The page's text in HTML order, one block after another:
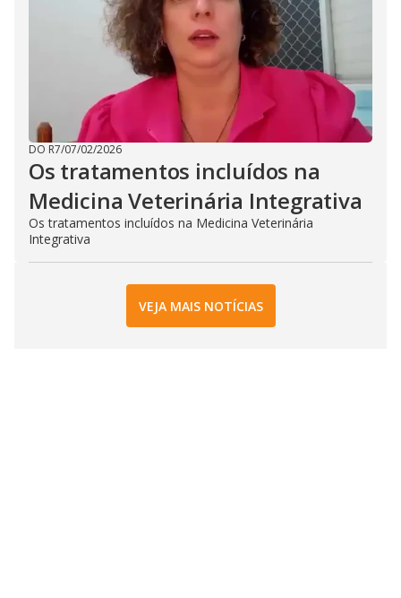
DO R7/07/02/2026
Os tratamentos incluídos na
Medicina Veterinária Integrativa
Os tratamentos incluídos na Medicina Veterinária
Integrativa
VEJA MAIS NOTÍCIAS